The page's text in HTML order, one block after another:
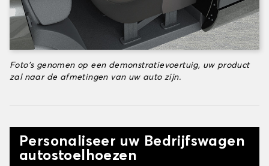
Foto's genomen op een demonstratievoertuig, uw product
zal naar de afmetingen van uw auto zijn.
Personaliseer uw Bedrijfswagen
autostoelhoezen